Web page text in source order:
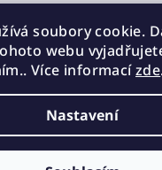
soubory cookie.
webu
Více informacízde
Nastavení